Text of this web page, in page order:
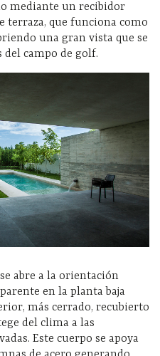
mediante un recibidor
terraza, que funciona como
una gran vista que se
campo de golf.
abre a la orientación
en la planta baja
más cerrado, recubierto
del clima a las
Este cuerpo se apoya